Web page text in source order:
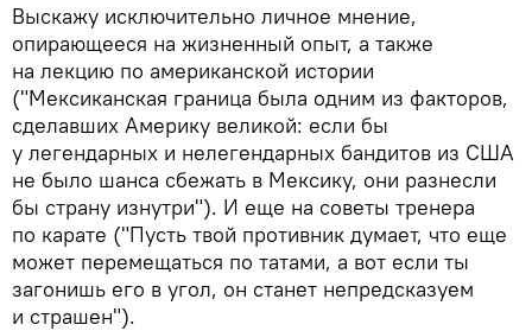
Выскажу исключительно личное мнение,
опирающееся на жизненный опыт, а также
на лекцию по американской истории
("Мексиканская граница была одним из факторов,
сделавших Америку великой: если бы
у легендарных и нелегендарных бандитов из США
не было шанса сбежать в Мексику, они разнесли
бы страну изнутри"). И еще на советы тренера
по карате ("Пусть твой противник думает, что еще
может перемещаться по татами, а вот если ты
загонишь его в угол, он станет непредсказуем
и страшен").